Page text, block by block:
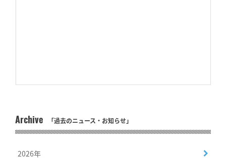
Archive 「過去のニュース・お知らせ」
2026年